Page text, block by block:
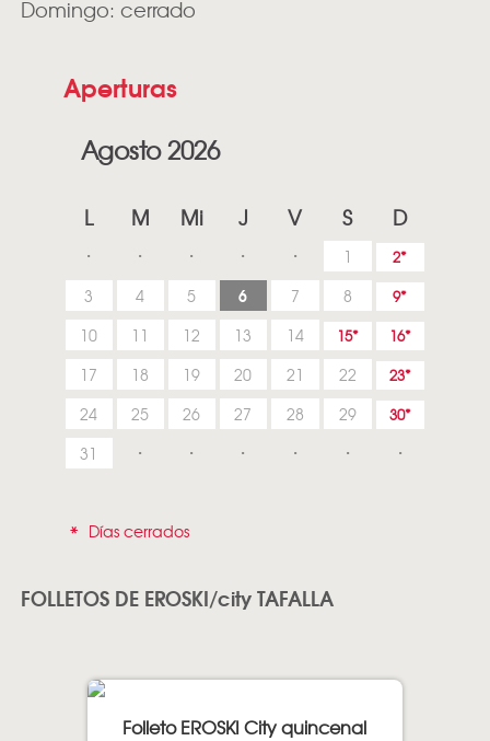
Domingo: cerrado
Aperturas
Agosto 2026
L M Mi J V S D
1 2
3 4 5 6 7 8 9
10 11 12 13 14 15 16
17 18 19 20 21 22 23
24 25 26 27 28 29 30
31
* Días cerrados
FOLLETOS DE EROSKI/city TAFALLA
Folleto EROSKI City quincenal